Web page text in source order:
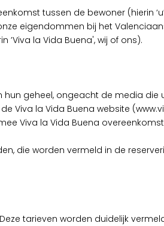
tussen de bewoner (hierin ‘u’,
eigendommen bij het
’Viva la Vida Buena', wij of ons).
geheel, ongeacht de media die
Viva la Vida Buena website
Viva la Vida Buena
die worden vermeld in de
tarieven worden duidelijk